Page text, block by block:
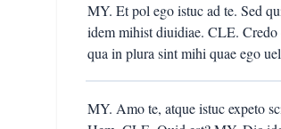
MY. Et pol ego istuc ad te. Sed
idem mihist diuidiae. CLE. Credo
qua in plura sint mihi quae ego
MY. Amo te, atque istuc expeto